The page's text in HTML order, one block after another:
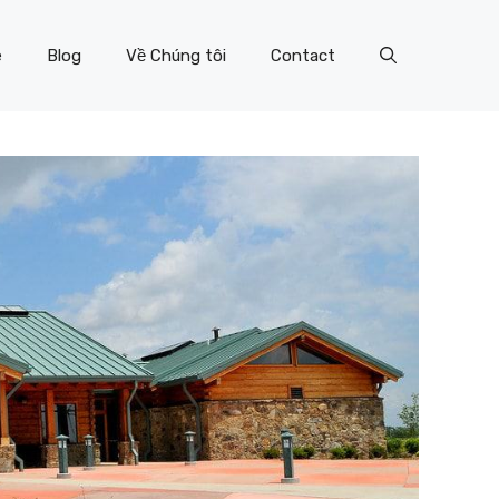
Blog Về Chúng tôi Contact